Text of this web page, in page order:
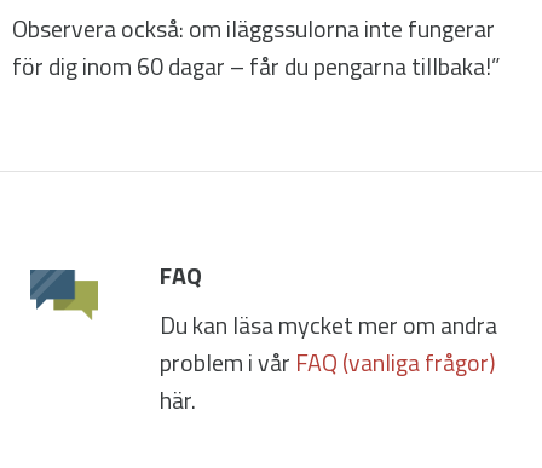
Observera också: om iläggssulorna inte fungerar
för dig inom 60 dagar – får du pengarna tillbaka!”
FAQ
Du kan läsa mycket mer om andra
problem i vår FAQ (vanliga frågor)
här.